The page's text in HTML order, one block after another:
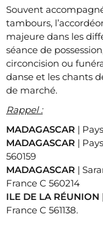
Souvent
tambours,
majeure dans les
séance de
circoncision ou
danse et les chants
de marché.
Rappel:
MADAGASCAR |
MADAGASCAR |
560159
MADAGASCAR |
France C 560214
ILE DE LA RÉUNION |
France C 561138.